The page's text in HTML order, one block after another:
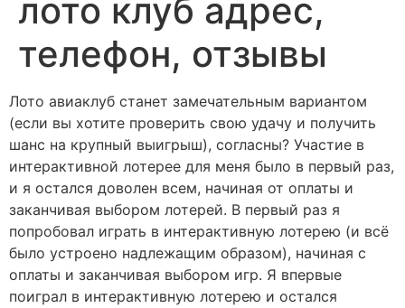
лото клуб адрес,
телефон, отзывы
Лото авиаклуб станет замечательным вариантом
(если вы хотите проверить свою удачу и получить
шанс на крупный выигрыш), согласны? Участие в
интерактивной лотерее для меня было в первый раз,
и я остался доволен всем, начиная от оплаты и
заканчивая выбором лотерей. В первый раз я
попробовал играть в интерактивную лотерею (и всё
было устроено надлежащим образом), начиная с
оплаты и заканчивая выбором игр. Я впервые
поиграл в интерактивную лотерею и остался